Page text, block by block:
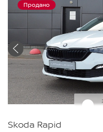
Продано
Skoda Rapid